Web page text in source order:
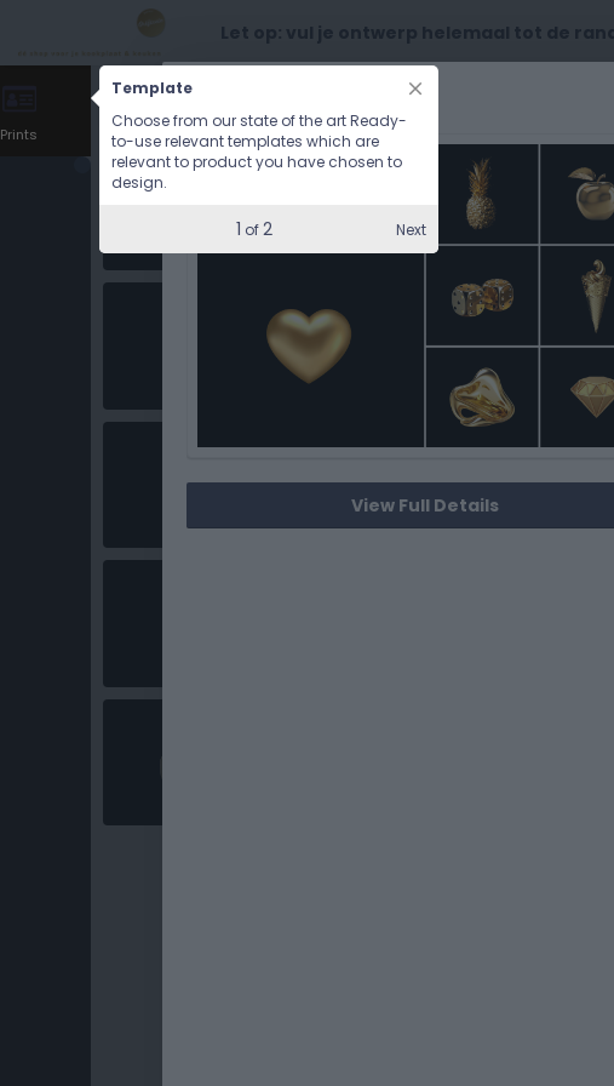
Prints
10
CHOOSE OPTIONS
View Full Details
Template
Choose from our state of the art Ready-
to-use relevant templates which are
relevant to product you have chosen to
design.
1 of2 Next